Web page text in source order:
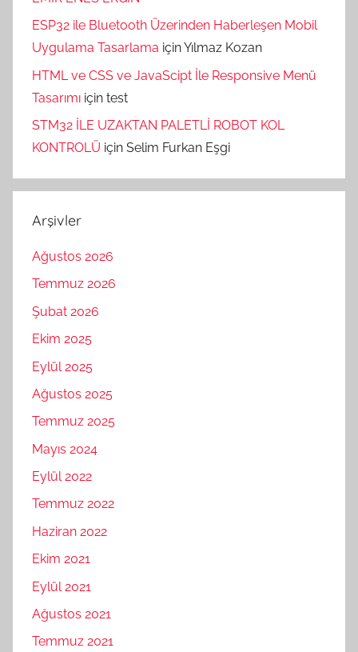
ESP32 ile Bluetooth Üzerinden Haberleşen Mobil
Uygulama Tasarlama içinYılmaz Kozan
HTML ve CSS ve JavaScipt İle Responsive Menü
Tasarımı için test
STM32 İLE UZAKTAN PALETLİ ROBOT KOL
KONTROLÜ için Selim Furkan Eşgi
Arşivler
Ağustos 2026
Temmuz 2026
Şubat 2026
Ekim 2025
Eylül 2025
Ağustos 2025
Temmuz 2025
Mayıs 2024
Eylül 2022
Temmuz 2022
Haziran 2022
Ekim 2021
Eylül 2021
Ağustos 2021
Temmuz 2021